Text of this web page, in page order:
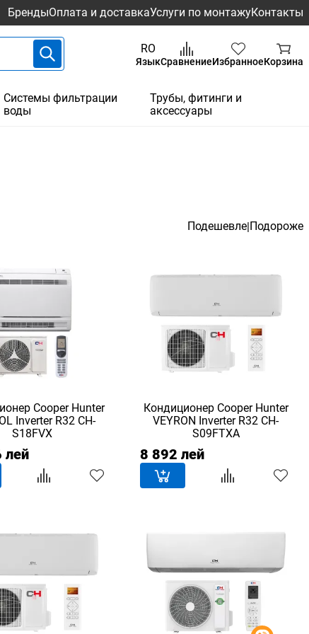
БрендыОплата и доставкаУслуги по монтажуКонтакты
RO
ЯзыкСравнениеИзбранноеКорзина
Системы фильтрации
воды
Трубы, фитинги и
аксессуары
Подешевле|Подороже
Сooper Hunter
Inverter R32 CH-
S18FVX
лей
Кондиционер Сooper Hunter
VEYRON Inverter R32 CH-
S09FTXA
8 892 лей